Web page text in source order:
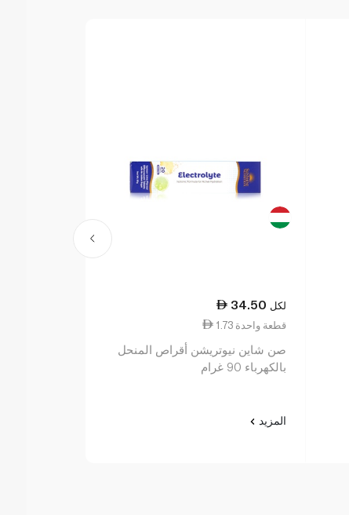
34.50 لكل
1.73 قطعة واحدة
صن شاين نيوتريشن أقراص المنحل
بالكهرباء 90 غرام
المزيد